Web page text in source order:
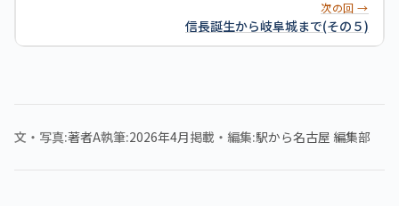
次の回 →
信長誕生から岐阜城まで(その５)
文・写真 著者A執筆 2026年4月掲載・編集 駅から名古屋 編集部